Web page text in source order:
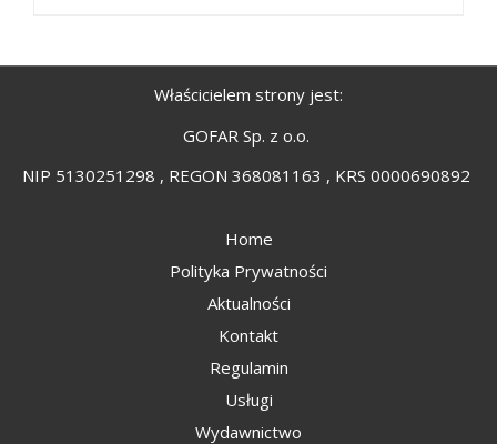
Właścicielem strony jest:
GOFAR Sp. z o.o.
NIP 5130251298 , REGON 368081163 , KRS 0000690892
Home
Polityka Prywatności
Aktualności
Kontakt
Regulamin
Usługi
Wydawnictwo